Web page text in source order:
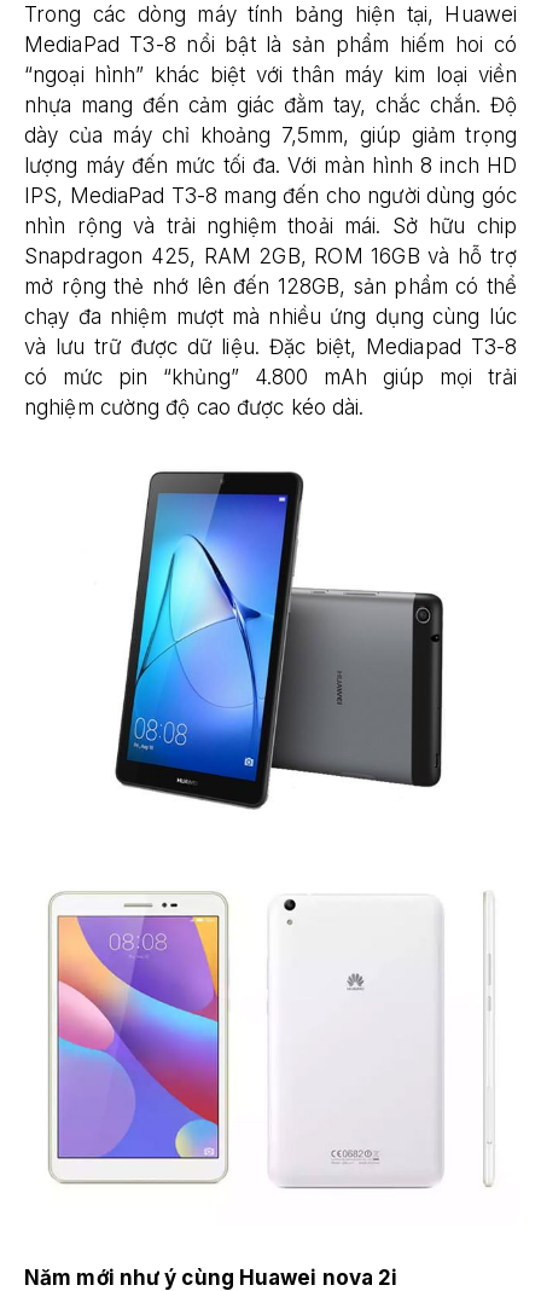
Trong các dòng máy tính bảng hiện tại, Huawei
MediaPad T3-8 nổi bật là sản phẩm hiếm hoi có
“ngoại hình” khác biệt với thân máy kim loại viền
nhựa mang đến cảm giác đằm tay, chắc chắn. Độ
dày của máy chỉ khoảng 7,5mm, giúp giảm trọng
lượng máy đến mức tối đa. Với màn hình 8 inch HD
IPS, MediaPad T3-8 mang đến cho người dùng góc
nhìn rộng và trải nghiệm thoải mái. Sở hữu chip
Snapdragon 425, RAM 2GB, ROM 16GB và hỗ trợ
mở rộng thẻ nhớ lên đến 128GB, sản phẩm có thể
chạy đa nhiệm mượt mà nhiều ứng dụng cùng lúc
và lưu trữ được dữ liệu. Đặc biệt, Mediapad T3-8
có mức pin “khủng” 4.800 mAh giúp mọi trải
nghiệm cường độ cao được kéo dài.
Năm mới như ý cùng Huawei nova 2i